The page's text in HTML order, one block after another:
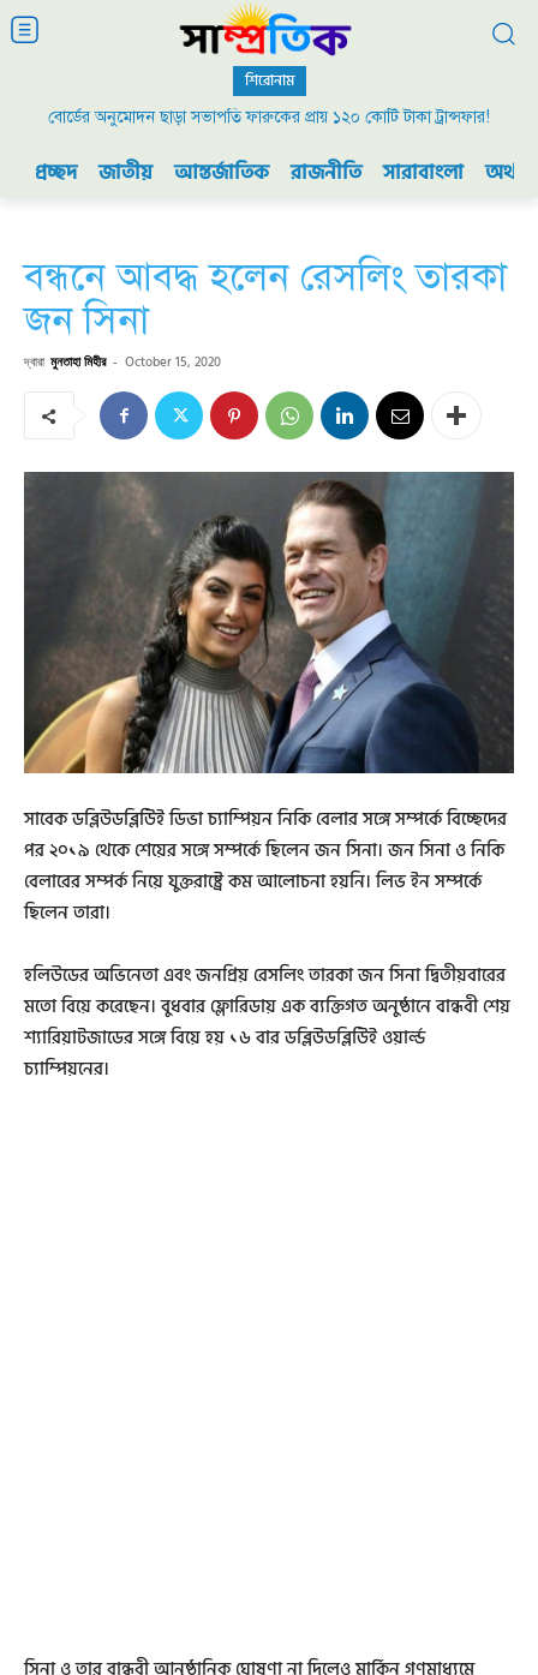
শিরোনাম
বোর্ডের অনুমোদন ছাড়া সভাপতি ফারুকের প্রায় ১২০ কোটি টাকা ট্রান্সফার!
প্রচ্ছদ জাতীয় আন্তর্জাতিক রাজনীতি সারাবাংলা
বন্ধনে আবদ্ধ হলেন রেসলিং তারকা
জন সিনা
দ্বারা মুনতাহা মিহীর - October 15, 2020
সাবেক ডব্লিউডব্লিউিই ডিভা চ্যাম্পিয়ন নিকি বেলার সঙ্গে সম্পর্কে বিচ্ছেদের
পর ২০১৯ থেকে শেয়ের সঙ্গে সম্পর্কে ছিলেন জন সিনা। জন সিনা ও নিকি
বেলারের সম্পর্ক নিয়ে যুক্তরাষ্ট্রে কম আলোচনা হয়নি। লিভ ইন সম্পর্কে
ছিলেন তারা।
হলিউডের অভিনেতা এবং জনপ্রিয় রেসলিং তারকা জন সিনা দ্বিতীয়বারের
মতো বিয়ে করেছেন। বুধবার ফ্লোরিডায় এক ব্যক্তিগত অনুষ্ঠানে বান্ধবী শেয়
শ্যারিয়াটজাডের সঙ্গে বিয়ে হয় ১৬ বার ডব্লিউডব্লিউিই ওয়ার্ল্ড
চ্যাম্পিয়নের।